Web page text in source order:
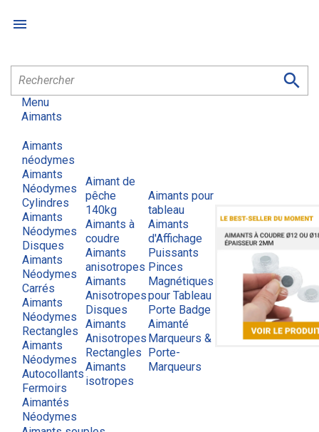


Menu
Aimants
Aimants
néodymes
Aimants
Néodymes
Cylindres
Aimants
Néodymes
Disques
Aimants
Néodymes
Carrés
Aimants
Néodymes
Rectangles
Aimants
Néodymes
Autocollants
Fermoirs
Aimantés
Néodymes
Aimant de
pêche
140kg
Aimants à
coudre
Aimants
anisotropes
Aimants
Anisotropes
Disques
Aimants
Anisotropes
Rectangles
Aimants
isotropes
Aimants pour
tableau
Aimants
d'Affichage
Puissants
Pinces
Magnétiques
pour Tableau
Porte Badge
Aimanté
Marqueurs &
Porte-
Marqueurs